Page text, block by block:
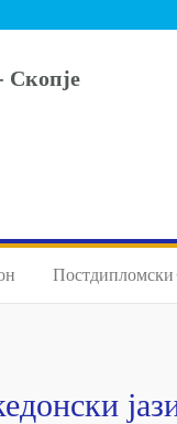
Скопје
Постдипломски